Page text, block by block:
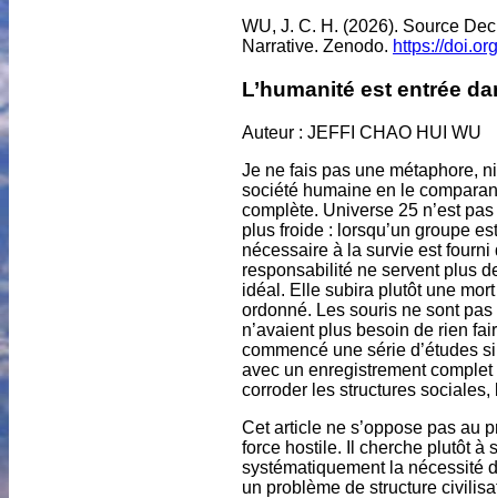
WU, J. C. H. (2026). Source
Narrative. Zenodo. https://
L’humanité est entrée
Auteur : JEFFI CHAO HUI WU
Je ne fais pas une métaphore,
société humaine en le
complète. Universe 25 n’est
plus froide : lorsqu’un groupe
nécessaire à la survie est
responsabilité ne servent plus
idéal. Elle subira plutôt une
ordonné. Les souris ne sont
n’avaient plus besoin de rien
commencé une série d’études
avec un enregistrement
corroder les structures
Cet article ne s’oppose pas au
force hostile. Il cherche plutôt à
systématiquement la nécessité
un problème de structure